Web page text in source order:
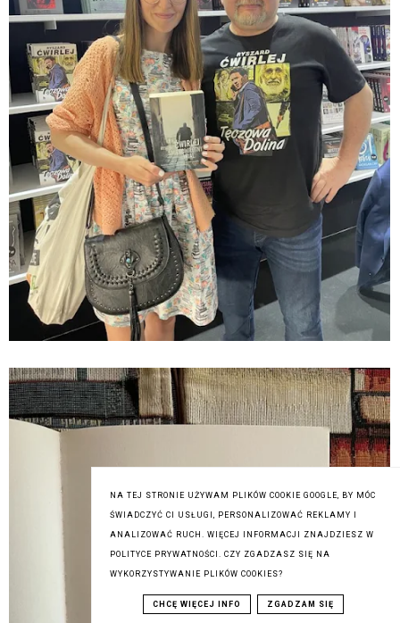
NA TEJ STRONIE UŻYWAM PLIKÓW COOKIE GOOGLE, BY MÓC
ŚWIADCZYĆ CI USŁUGI, PERSONALIZOWAĆ REKLAMY I
ANALIZOWAĆ RUCH. WIĘCEJ INFORMACJI ZNAJDZIESZ W
POLITYCE PRYWATNOŚCI. CZY ZGADZASZ SIĘ NA
WYKORZYSTYWANIE PLIKÓW COOKIES?
CHCĘ WIĘCEJ INFO ZGADZAM SIĘ